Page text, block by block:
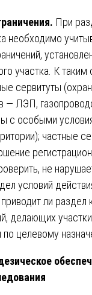
При
необходимо
участка. К
сервитуты
— ЛЭП,
с особыми
частные
не
условий
ли раздел
делающих
по целевому